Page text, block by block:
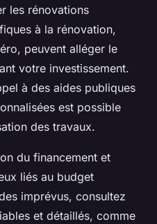
les rénovations
à la rénovation,
peuvent alléger le
votre investissement.
à des aides publiques
est possible
des travaux.
du financement et
liés au budget
imprévus, consultez
et détaillés, comme